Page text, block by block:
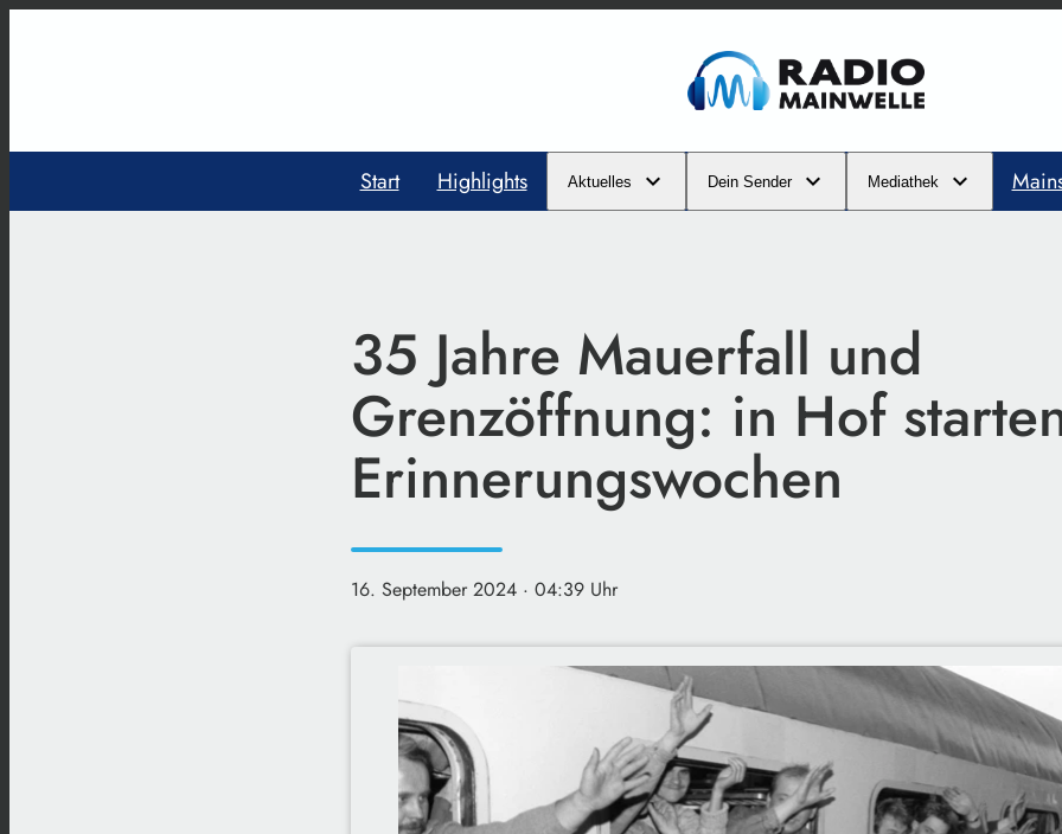
Start Highlights Aktuelles Dein Sender Mediathek
35 Jahre Mauerfall und
Grenzöffnung: in Hof
Erinnerungswochen
16. September 2024 · 04:39 Uhr